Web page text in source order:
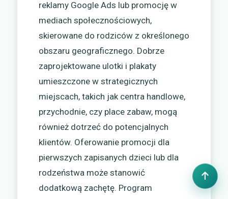
reklamy Google Ads lub promocję w
mediach społecznościowych,
skierowane do rodziców z określonego
obszaru geograficznego. Dobrze
zaprojektowane ulotki i plakaty
umieszczone w strategicznych
miejscach, takich jak centra handlowe,
przychodnie, czy place zabaw, mogą
również dotrzeć do potencjalnych
klientów. Oferowanie promocji dla
pierwszych zapisanych dzieci lub dla
rodzeństwa może stanowić
dodatkową zachętę. Program